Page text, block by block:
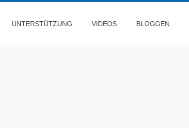
UNTERSTÜTZUNG VIDEOS BLOGGEN